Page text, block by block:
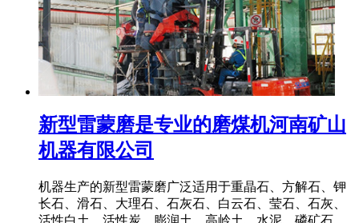
新型雷蒙磨是专业的磨煤机河南矿山
机器有限公司
机器生产的新型雷蒙磨广泛适用于重晶石、方解石、钾
长石、滑石、大理石、石灰石、白云石、莹石、石灰、